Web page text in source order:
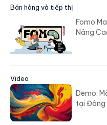
Bán hàng và tiếp thị
Fomo
Nâng
Video
Demo:
tại Đông